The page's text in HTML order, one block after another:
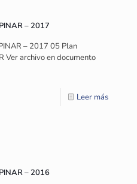
– 2017
– 2017 05 Plan
Ver archivo en documento
Leer más
– 2016